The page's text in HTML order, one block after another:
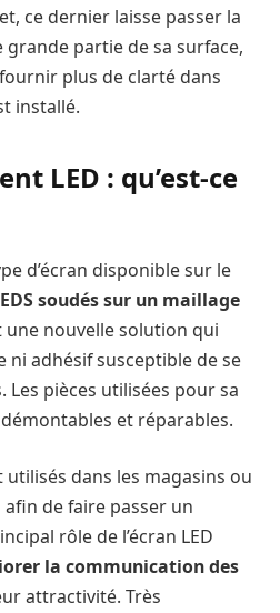
ce dernier laisse passer la
partie de sa surface,
plus de clarté dans
installé.
LED : qu’est-ce
d’écran disponible sur le
soudés sur un maillage
une nouvelle solution qui
ni adhésif susceptible de se
Les pièces utilisées pour sa
et réparables.
dans les magasins ou
de faire passer un
rôle de l’écran LED
la communication des
attractivité. Très